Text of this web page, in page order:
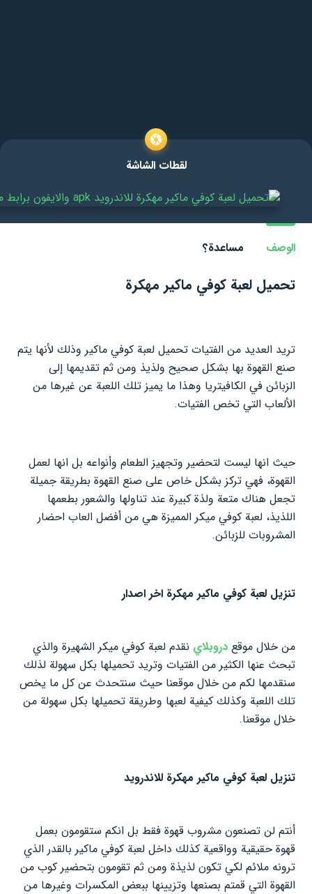
لقطات الشاشة
الوصف مساعدة؟
تحميل لعبة كوفي ماكير مهكرة
تريد العديد من الفتيات تحميل لعبة كوفي ماكير وذلك لأنها يتم
صنع القهوة بها بشكل صحيح ولذيذ ومن ثم تقديمها إلى
الزبائن في الكافيتريا وهذا ما يميز تلك اللعبة عن غيرها من
الألعاب التي تخص الفتيات.
حيث انها ليست لتحضير وتجهيز الطعام وأنواعه بل انها لعمل
القهوة، فهي تركز بشكل خاص على صنع القهوة بطريقة جميلة
تجعل هناك متعة ولذة كبيرة عند تناولها والشعور بطعمها
اللذيذ، لعبة كوفي ميكر المميزة هي من أفضل العاب احضار
المشروبات للزبائن.
تنزيل لعبة كوفي ماكير مهكرة اخر اصدار
من خلال موقع دروبلاي نقدم لعبة كوفي ميكر الشهيرة والذي
تبحث عنها الكثير من الفتيات وتريد تحميلها بكل سهولة لذلك
سنقدمها لكم من خلال موقعنا حيث سنتحدث عن كل ما يخص
تلك اللعبة وكذلك كيفية لعبها وطريقة تحميلها بكل سهولة من
خلال موقعنا.
تنزيل لعبة كوفي ماكير مهكرة للاندرويد
أنتم لن تصنعون مشروب قهوة فقط بل انكم ستقومون بعمل
قهوة حقيقية وواقعية كذلك داخل لعبة كوفي ماكير بالقدر الذي
ترونه ملائم لكي تكون لذيذة ومن ثم تقومون بتحضير كوب من
القهوة التي قمتم بصنعها وتزيينها ببعض المكسرات وغيرها من